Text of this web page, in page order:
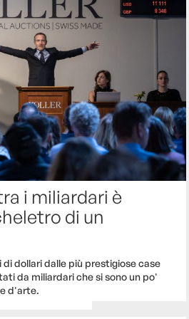
i miliardari è
di un
dollari dalle più prestigiose case
da miliardari che si sono un po'
d'arte.